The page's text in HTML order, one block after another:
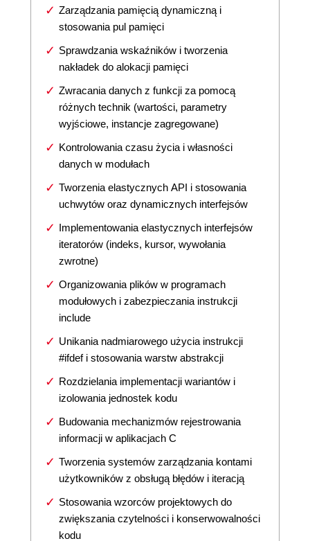
Zarządzania pamięcią dynamiczną i
stosowania pul pamięci
Sprawdzania wskaźników i tworzenia
nakładek do alokacji pamięci
Zwracania danych z funkcji za pomocą
różnych technik (wartości, parametry
wyjściowe, instancje zagregowane)
Kontrolowania czasu życia i własności
danych w modułach
Tworzenia elastycznych API i stosowania
uchwytów oraz dynamicznych interfejsów
Implementowania elastycznych interfejsów
iteratorów (indeks, kursor, wywołania
zwrotne)
Organizowania plików w programach
modułowych i zabezpieczania instrukcji
include
Unikania nadmiarowego użycia instrukcji
#ifdef i stosowania warstw abstrakcji
Rozdzielania implementacji wariantów i
izolowania jednostek kodu
Budowania mechanizmów rejestrowania
informacji w aplikacjach C
Tworzenia systemów zarządzania kontami
użytkowników z obsługą błędów i iteracją
Stosowania wzorców projektowych do
zwiększania czytelności i konserwowalności
kodu